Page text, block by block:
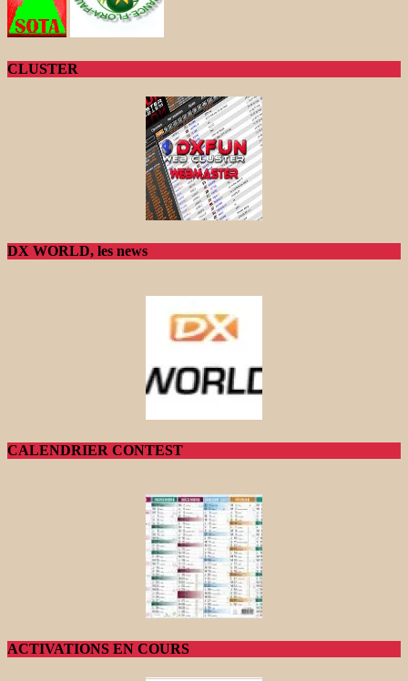
CLUSTER
DX WORLD, les news
CALENDRIER CONTEST
ACTIVATIONS EN COURS